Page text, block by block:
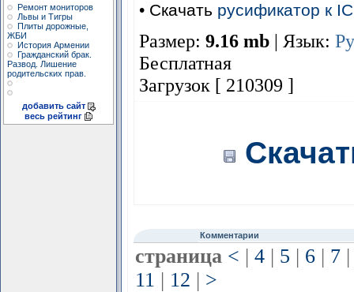
Ремонт мониторов
Львы и Тигры
Плиты дорожные,
ЖБИ
История Армении
Гражданский брак.
Развод. Лишение
родительских прав.
добавить сайт
весь рейтинг
• Скачать русификатор к
Размер:9.16 mb | Язык:
Бесплатная
Загрузок [ 210309 ]
Комментарии
страница < | 4 | 5 | 6 | 7 |
11 | 12 | >